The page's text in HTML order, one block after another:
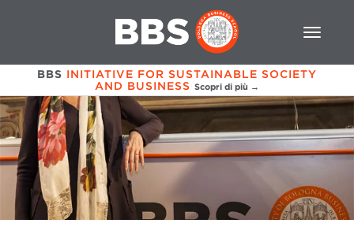
BBS INITIATIVE FOR SUSTAINABLE SOCIETY
AND BUSINESS Scopri di più →